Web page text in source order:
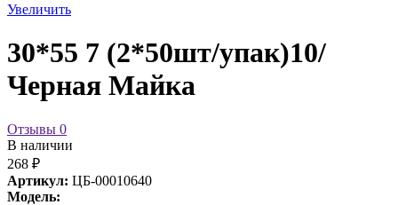
Увеличить
30*55 7 (2*50шт/упак)10/
Черная Майка
Отзывы 0
В наличии
268 ₽
Артикул: ЦБ-00010640
Модель: